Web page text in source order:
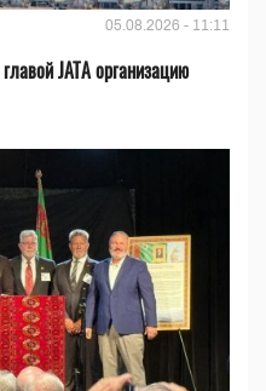
05.08.2026 - 11:11
JATA организацию